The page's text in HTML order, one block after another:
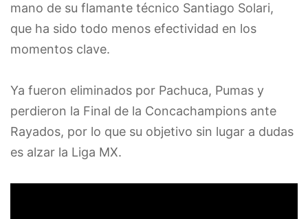
mano de su flamante técnico Santiago Solari,
que ha sido todo menos efectividad en los
momentos clave.
Ya fueron eliminados por Pachuca, Pumas y
perdieron la Final de la Concachampions ante
Rayados, por lo que su objetivo sin lugar a dudas
es alzar la Liga MX.